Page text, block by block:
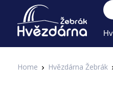
Home Hvězdárna Žebrák